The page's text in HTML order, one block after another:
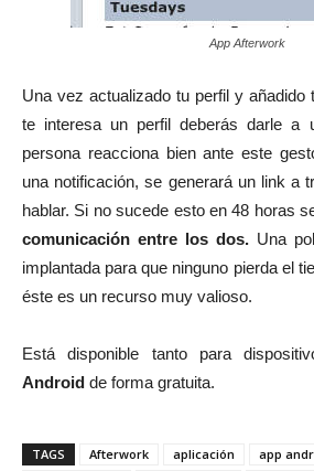
App Afterwork
Una vez actualizado tu perfil y añadido
te interesa un perfil deberás darle
persona reacciona bien ante este
una notificación, se generará un link a
hablar. Si no sucede esto en 48 horas
comunicación entre los dos. Una
implantada para que ninguno pierda el
éste es un recurso muy valioso.
Está disponible tanto para
Android de forma gratuita.
TAGS Afterwork aplicación app